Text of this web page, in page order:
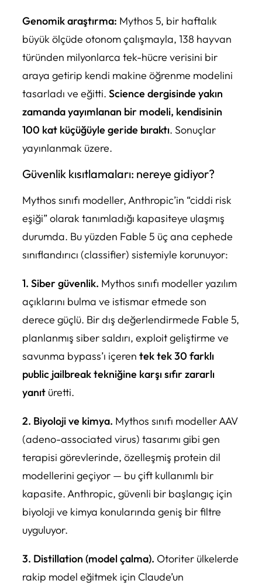
Genomik araştırma: Mythos 5, bir haftalık
büyük ölçüde otonom çalışmayla, 138 hayvan
türünden milyonlarca tek-hücre verisini bir
araya getirip kendi makine öğrenme modelini
tasarladı ve eğitti. Science dergisinde yakın
zamanda yayımlanan bir modeli, kendisinin
100 kat küçüğüyle geride bıraktı. Sonuçlar
yayınlanmak üzere.
Güvenlik kısıtlamaları: nereye gidiyor?
Mythos sınıfı modeller, Anthropic’in “ciddi risk
eşiği” olarak tanımladığı kapasiteye ulaşmış
durumda. Bu yüzden Fable 5 üç ana cephede
sınıflandırıcı (classifier) sistemiyle korunuyor:
1. Siber güvenlik. Mythos sınıfı modeller yazılım
açıklarını bulma ve istismar etmede son
derece güçlü. Bir dış değerlendirmede Fable 5,
planlanmış siber saldırı, exploit geliştirme ve
savunma bypass’ı içeren tek tek 30 farklı
public jailbreak tekniğine karşı sıfır zararlı
yanıt üretti.
2. Biyoloji ve kimya. Mythos sınıfı modeller AAV
(adeno-associated virus) tasarımı gibi gen
terapisi görevlerinde, özelleşmiş protein dil
modellerini geçiyor — bu çift kullanımlı bir
kapasite. Anthropic, güvenli bir başlangıç için
biyoloji ve kimya konularında geniş bir filtre
uyguluyor.
3. Distillation (model çalma). Otoriter ülkelerde
rakip model eğitmek için Claude’un